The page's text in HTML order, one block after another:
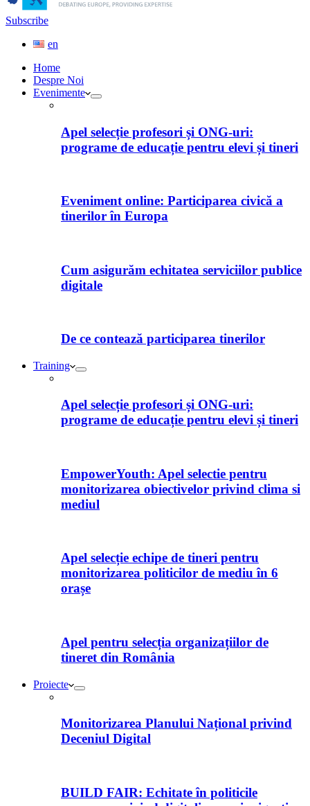
Subscribe
en
Home
Despre Noi
Evenimente
Apel selecție profesori și ONG-uri:
programe de educație pentru elevi și tineri
Eveniment online: Participarea civică a
tinerilor în Europa
Cum asigurăm echitatea serviciilor publice
digitale
De ce contează participarea tinerilor
Training
Apel selecție profesori și ONG-uri:
programe de educație pentru elevi și tineri
EmpowerYouth: Apel selectie pentru
monitorizarea obiectivelor privind clima si
mediul
Apel selecție echipe de tineri pentru
monitorizarea politicilor de mediu în 6
orașe
Apel pentru selecția organizațiilor de
tineret din România
Proiecte
Monitorizarea Planului Național privind
Deceniul Digital
BUILD FAIR: Echitate în politicile